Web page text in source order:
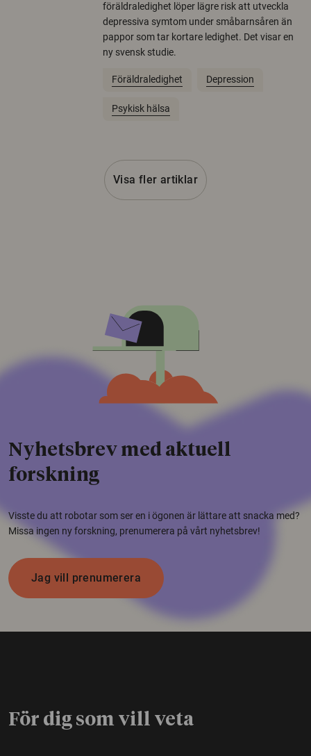
föräldraledighet löper lägre risk att utveckla
depressiva symtom under småbarnsåren än
pappor som tar kortare ledighet. Det visar en
ny svensk studie.
Föräldraledighet Depression
Psykisk hälsa
Visa fler artiklar
Nyhetsbrev med aktuell
forskning
Visste du att robotar som ser en i ögonen är lättare att snacka med?
Missa ingen ny forskning, prenumerera på vårt nyhetsbrev!
Jag vill prenumerera
För dig som vill veta